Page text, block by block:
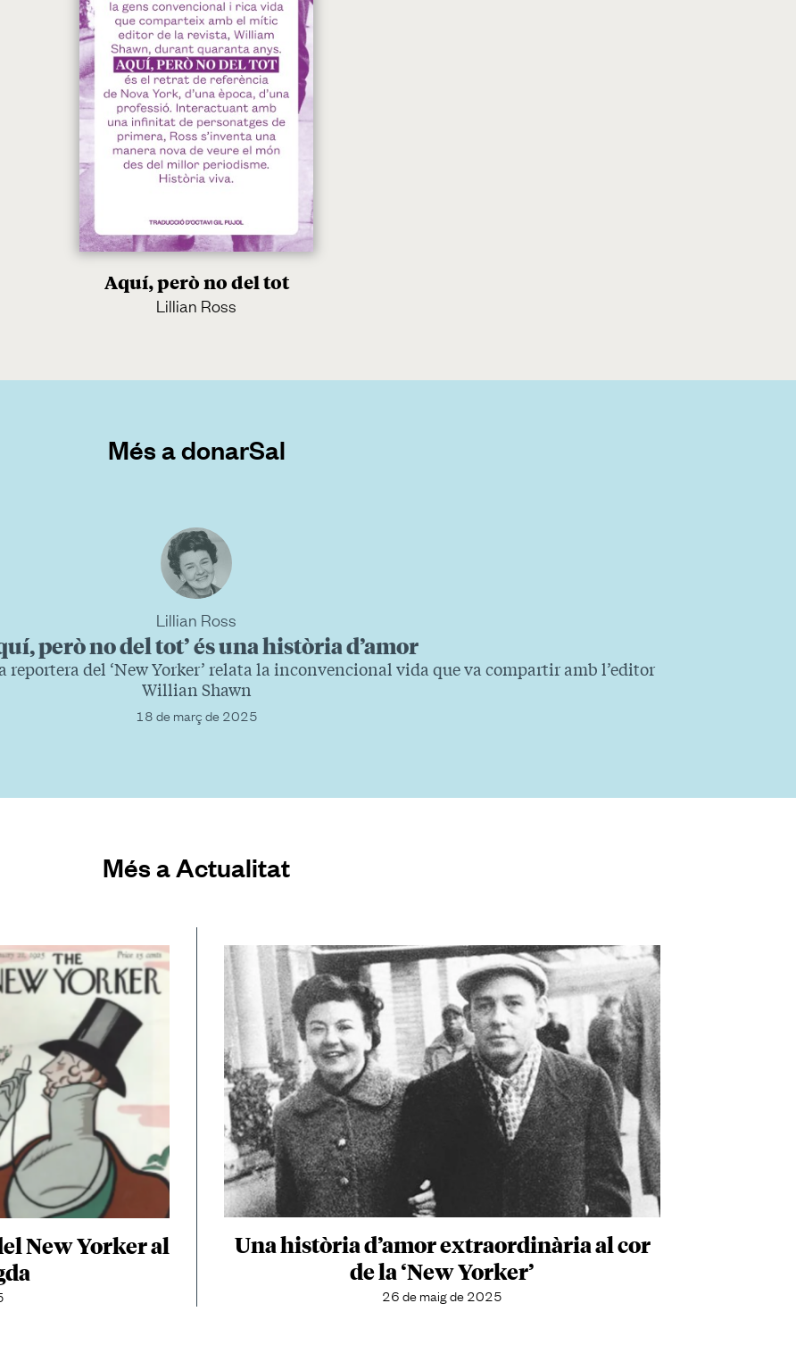
Aquí, però no del tot
Lillian Ross
Més a donarSal
Lillian Ross
però no del tot’ és una història d’amor
reportera del ‘New Yorker’ relata la inconvencional vida que va compartir amb l’editor
Willian Shawn
18 de març de 2025
Més a Actualitat
New Yorker al
Una història d’amor extraordinària al cor
de la ‘New Yorker’
26 de maig de 2025